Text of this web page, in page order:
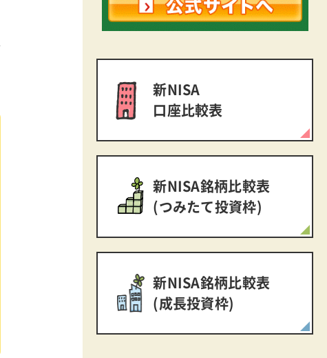
新NISA
口座比較表
新NISA銘柄比較表
(つみたて投資枠)
新NISA銘柄比較表
(成長投資枠)